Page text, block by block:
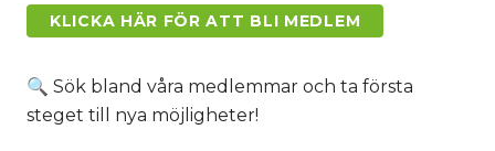
KLICKA HÄR FÖR ATT BLI MEDLEM
🔍 Sök bland våra medlemmar och ta första
steget till nya möjligheter!